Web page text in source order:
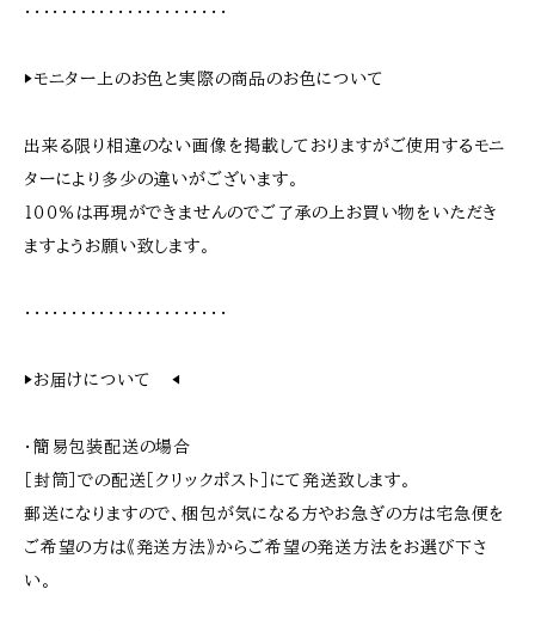
・・・・・・・・・・・・・・・・・・・・・・
▶︎モニター上のお色と実際の商品のお色について
出来る限り相違のない画像を掲載しておりますがご使用するモニ
ターにより多少の違いがございます。
１００％は再現ができませんのでご了承の上お買い物をいただき
ますようお願い致します。
・・・・・・・・・・・・・・・・・・・・・・
▶︎お届けについて ◀︎
・簡易包装配送の場合
［封筒］での配送［クリックポスト］にて発送致します。
郵送になりますので、梱包が気になる方やお急ぎの方は宅急便を
ご希望の方は《発送方法》からご希望の発送方法をお選び下さ
い。